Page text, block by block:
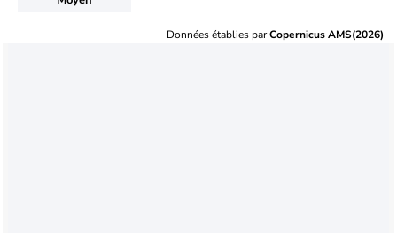
Données établies parCopernicus AMS(2026)